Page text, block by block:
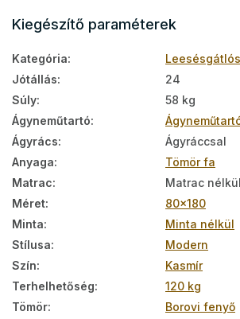
Kiegészítő paraméterek
Kategória:
Jótállás:
24
Súly:
58 kg
Ágyneműtartó:
Ágyrács:
Ágyráccsal
Anyaga:
Tömör fa
Matrac:
Matrac nélkül
Méret:
80x180
Minta:
Minta nélkül
Stílusa:
Modern
Szín:
Kasmír
Terhelhetőség:
120 kg
Tömör:
Borovi fenyő